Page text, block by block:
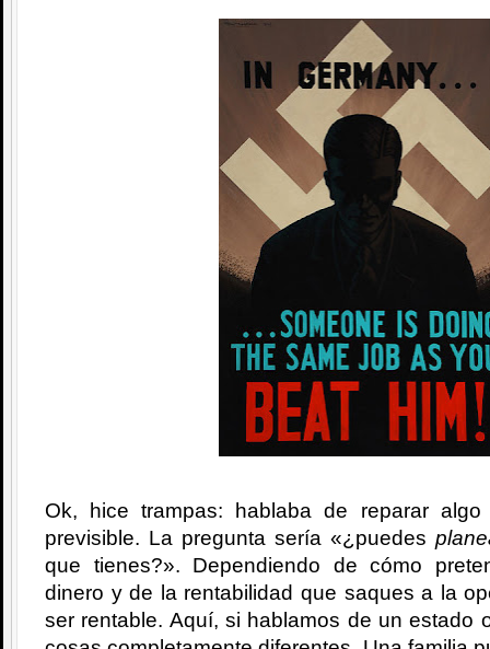
Ok, hice trampas: hablaba de reparar
previsible. La pregunta sería «¿puedes
que tienes?». Dependiendo de cómo
dinero y de la rentabilidad que saques a la
ser rentable. Aquí, si hablamos de un estado